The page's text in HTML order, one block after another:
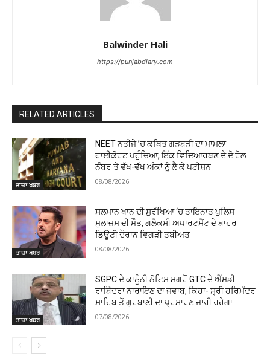
Balwinder Hali
https://punjabdiary.com
RELATED ARTICLES
ਤਾਜ਼ਾ ਖਬਰ
NEET ਨਤੀਜੇ ’ਚ ਕਥਿਤ ਗੜਬੜੀ ਦਾ ਮਾਮਲਾ
ਹਾਈਕੋਰਟ ਪਹੁੰਚਿਆ, ਇੱਕ ਵਿਦਿਆਰਥਣ ਦੇ ਦੋ ਰੋਲ
ਨੰਬਰ ਤੇ ਵੱਖ-ਵੱਖ ਅੰਕਾਂ ਨੂੰ ਲੈ ਕੇ ਪਟੀਸ਼ਨ
08/08/2026
ਤਾਜ਼ਾ ਖਬਰ
ਸਲਮਾਨ ਖਾਨ ਦੀ ਸੁਰੱਖਿਆ ‘ਚ ਤਾਇਨਾਤ ਪੁਲਿਸ
ਮੁਲਾਜ਼ਮ ਦੀ ਮੌਤ, ਗਲੈਕਸੀ ਅਪਾਰਟਮੈਂਟ ਦੇ ਬਾਹਰ
ਡਿਊਟੀ ਦੌਰਾਨ ਵਿਗੜੀ ਤਬੀਅਤ
08/08/2026
ਤਾਜ਼ਾ ਖਬਰ
SGPC ਦੇ ਕਾਨੂੰਨੀ ਨੋਟਿਸ ਮਗਰੋਂ GTC ਦੇ ਐੱਮਡੀ
ਰਾਬਿੰਦਰਾ ਨਾਰਾਇਣ ਦਾ ਜਵਾਬ, ਕਿਹਾ- ਸ੍ਰੀ ਹਰਿਮੰਦਰ
ਸਾਹਿਬ ਤੋਂ ਗੁਰਬਾਣੀ ਦਾ ਪ੍ਰਸਾਰਣ ਜਾਰੀ ਰਹੇਗਾ
07/08/2026